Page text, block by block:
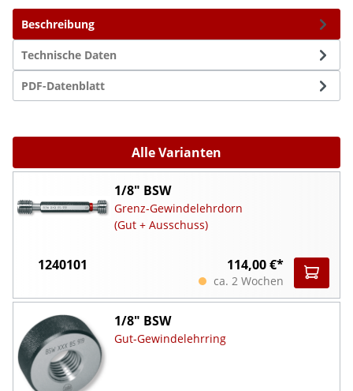
Beschreibung
Technische Daten
PDF-Datenblatt
Alle Varianten
1/8" BSW
Grenz-Gewindelehrdorn
(Gut + Ausschuss)
1240101 114,00 €*
ca. 2 Wochen
1/8" BSW
Gut-Gewindelehrring